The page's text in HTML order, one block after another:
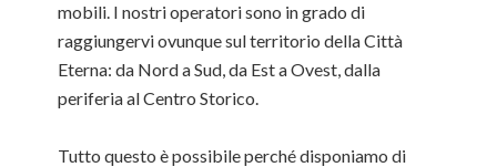
mobili. I nostri operatori sono in grado di
raggiungervi ovunque sul territorio della Città
Eterna: da Nord a Sud, da Est a Ovest, dalla
periferia al Centro Storico.
Tutto questo è possibile perché disponiamo di